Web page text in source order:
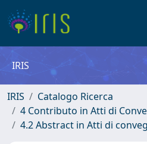
IRIS
IRIS
Catalogo Ricerca
4 Contributo in Atti di
4.2 Abstract in Atti di